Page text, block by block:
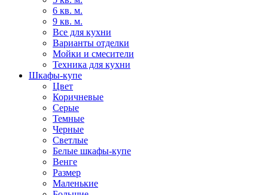
6 кв. м.
9 кв. м.
Все для кухни
Варианты отделки
Мойки и смесители
Техника для кухни
Шкафы-купе
Цвет
Коричневые
Серые
Темные
Черные
Светлые
Белые шкафы-купе
Венге
Размер
Маленькие